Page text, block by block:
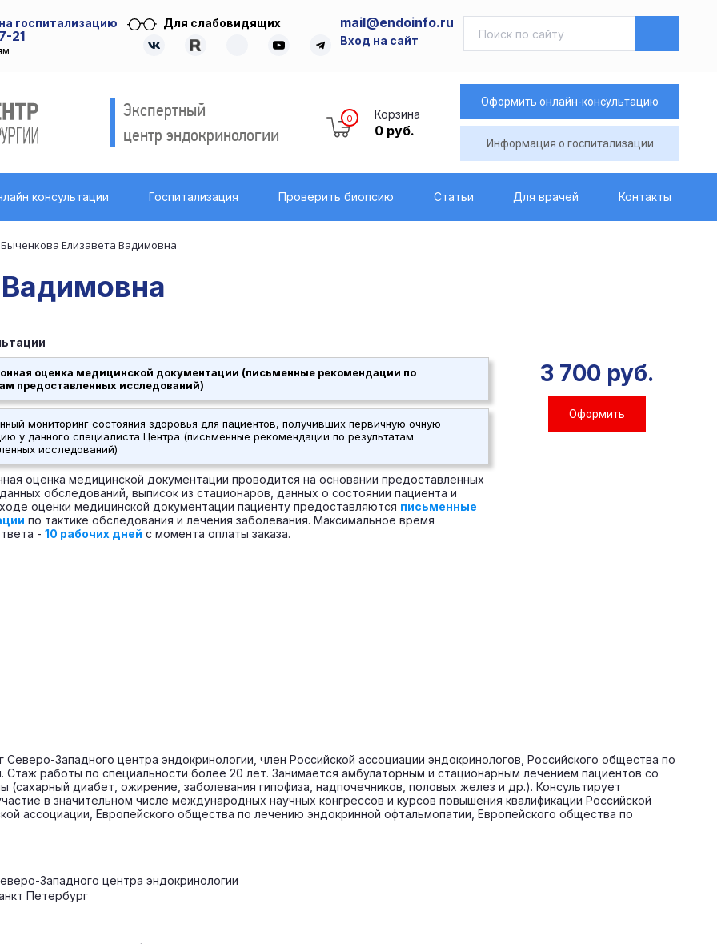
госпитализацию
21
Для слабовидящих mail@endoinfo.ru
Вход на сайт
Экспертный
центр эндокринологии
0 Корзина
0 руб.
Оформить онлайн-консультацию
Информация о госпитализации
консультации Госпитализация Проверить биопсию Статьи Для врачей Контакты
Быченкова Елизавета Вадимовна
оценка медицинской документации (письменные рекомендации по
предоставленных исследований)
мониторинг состояния здоровья для пациентов, получивших первичную очную
у данного специалиста Центра (письменные рекомендации по результатам
исследований)
оценка медицинской документации проводится на основании предоставленных
обследований, выписок из стационаров, данных о состоянии пациента и
оценки медицинской документации пациенту предоставляются письменные
по тактике обследования и лечения заболевания. Максимальное время
- 10 рабочих дней с момента оплаты заказа.
3 700 руб.
Оформить
Северо-Западного центра эндокринологии, член Российской ассоциации эндокринологов, Российского общества по
Стаж работы по специальности более 20 лет. Занимается амбулаторным и стационарным лечением пациентов со
(сахарный диабет, ожирение, заболевания гипофиза, надпочечников, половых желез и др.). Консультирует
в значительном числе международных научных конгрессов и курсов повышения квалификации Российской
ассоциации, Европейского общества по лечению эндокринной офтальмопатии, Европейского общества по
Западного центра эндокринологии
Петербург